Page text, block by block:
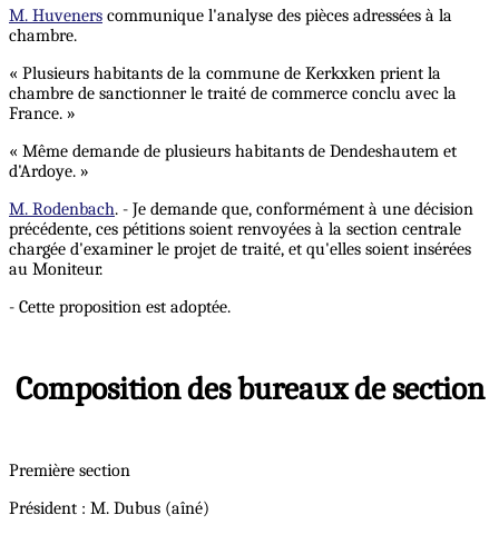
M. Huveners communique l'analyse des pièces adressées à la
chambre.
« Plusieurs habitants de la commune de Kerkxken prient la
chambre de sanctionner le traité de commerce conclu avec la
France. »
« Même demande de plusieurs habitants de Dendeshautem et
d'Ardoye. »
M. Rodenbach. - Je demande que, conformément à une décision
précédente, ces pétitions soient renvoyées à la section centrale
chargée d'examiner le projet de traité, et qu'elles soient insérées
au Moniteur.
- Cette proposition est adoptée.
Composition des bureaux de section
Première section
Président : M. Dubus (aîné)